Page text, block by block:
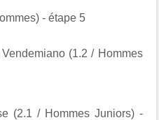
- étape 5
(1.2 / Hommes
(2.1 / Hommes Juniors) -